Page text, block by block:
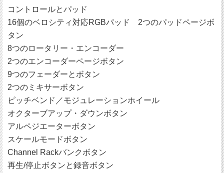
コントロールとパッド
16個のベロシティ対応RGBパッド 2つのパッドページボ
タン
8つのロータリー・エンコーダー
2つのエンコーダーページボタン
9つのフェーダーとボタン
2つのミキサーボタン
ピッチベンド／モジュレーションホイール
オクターブアップ・ダウンボタン
アルペジエーターボタン
スケールモードボタン
Channel Rackバンクボタン
再生/停止ボタンと録音ボタン